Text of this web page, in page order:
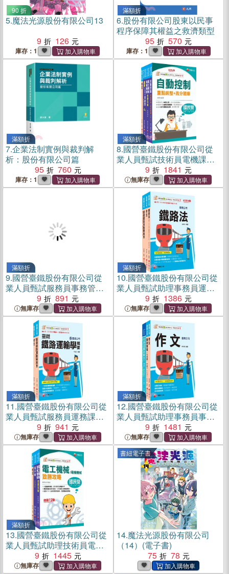
90 折
5.魔法光源股份有限公司13
9
126
庫存：1
滿額折
6.股份有限公司股東以民事
程序保障其權益之救濟類型
95
570
庫存：1
滿額折
7.企業法制實例與裁判解
析：股份有限公司篇
95
760
庫存：1
滿額折
8.國營臺鐵股份有限公司從
業人員甄試技術員電機課文
版套書（共四冊）
9 1841
無庫存
滿額折
9.國營臺鐵股份有限公司從
業人員甄試服務員事務管理
課文版套書（共二冊）
9 891
無庫存
滿額折
10.國營臺鐵股份有限公司從
業人員甄試助理事務員運務
課文版套書（共三冊）
9 1386
無庫存
滿額折
11.國營臺鐵股份有限公司從
業人員甄試服務員運務課文
版套書（共二冊）
9 941
無庫存
滿額折
12.國營臺鐵股份有限公司從
業人員甄試助理事務員事務
管理課文版套書（共三冊）
9 1481
無庫存
滿額折
13.國營臺鐵股份有限公司從
業人員甄試助理技術員電務/
電力課文版套書（共三冊）
9 1445
無庫存
書紐電子書
14.魔法光源股份有限公司
（14）(電子書)
75
78